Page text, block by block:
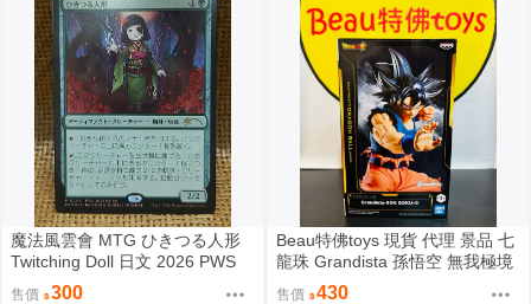
魔法風雲會 MTG ひきつる人形
Twitching Doll 日文 2026 PWS
參加賞 Promo
售價 300
Beau特佛toys 現貨 代理 景品 七
龍珠 Grandista 孫悟空 無我極境
自在極意 兆 0206
售價 430